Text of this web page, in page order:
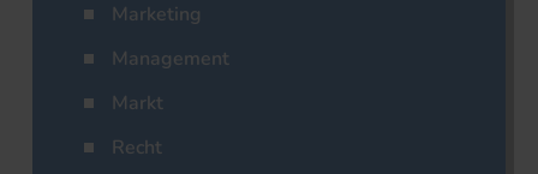
Marketing
Management
Markt
Recht